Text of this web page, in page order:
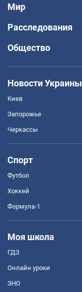
Мир
Расследования
Общество
Новости Украины
Киев
Запорожье
Черкассы
Спорт
Футбол
Хоккей
Формула-1
Моя школа
ГДЗ
Онлайн уроки
ЗНО